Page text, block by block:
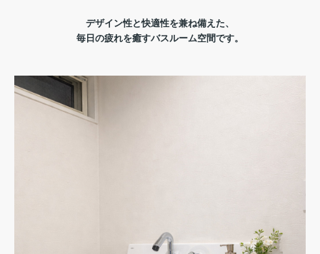
デザイン性と快適性を兼ね備えた、
毎日の疲れを癒すバスルーム空間です。